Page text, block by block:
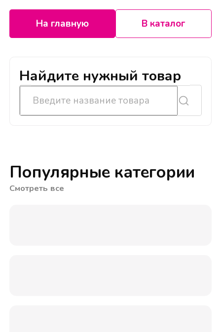
На главную В каталог
Найдите нужный товар
Популярные категории
Смотреть все